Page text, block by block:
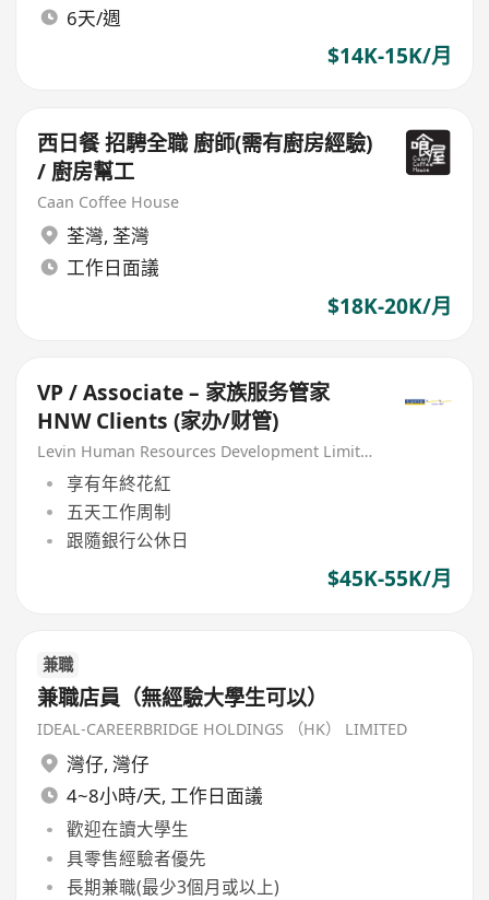
6天/週
$14K-15K/月
西日餐 招騁全職 廚師(需有廚房經驗)
/ 廚房幫工
Caan Coffee House
荃灣, 荃灣
工作日面議
$18K-20K/月
VP / Associate – 家族服务管家
HNW Clients (家办/财管)
Levin Human Resources Development Limited
享有年終花紅
五天工作周制
跟隨銀行公休日
$45K-55K/月
兼職
兼職店員（無經驗大學生可以）
IDEAL-CAREERBRIDGE HOLDINGS （HK） LIMITED
灣仔, 灣仔
4~8小時/天, 工作日面議
歡迎在讀大學生
具零售經驗者優先
長期兼職(最少3個月或以上)